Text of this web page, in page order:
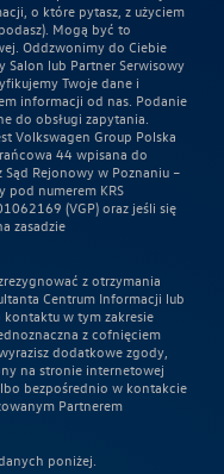
o które pytasz, z użyciem
Mogą być to
Oddzwonimy do Ciebie
Salon lub Partner Serwisowy
Twoje dane i
informacji od nas. Podanie
do obsługi zapytania.
Volkswagen Group Polska
44 wpisana do
Rejonowy w Poznaniu –
pod numerem KRS
(VGP) oraz jeśli się
zasadzie
z otrzymania
Centrum Informacji lub
kontaktu w tym zakresie
z cofnięciem
dodatkowe zgody,
na stronie internetowej
bezpośrednio w kontakcie
Partnerem
poniżej.